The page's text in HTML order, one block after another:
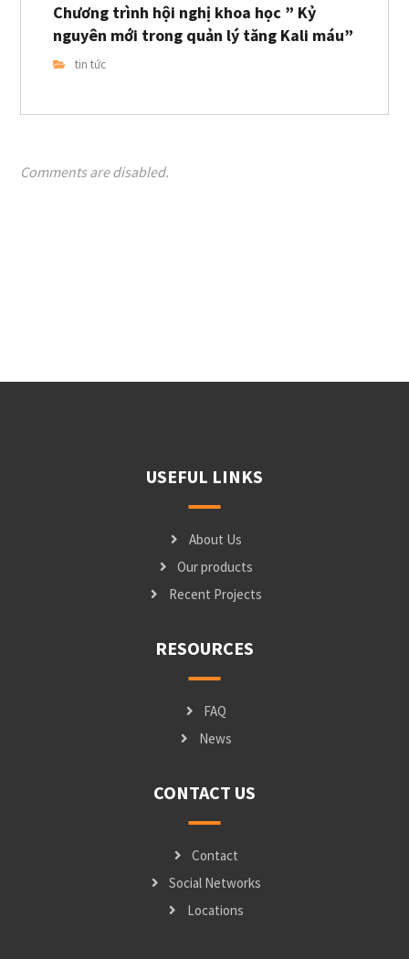
Chương trình hội nghị khoa học ” Kỷ
nguyên mới trong quản lý tăng Kali máu”
tin tức
Comments are disabled.
USEFUL LINKS
About Us
Our products
Recent Projects
RESOURCES
FAQ
News
CONTACT US
Contact
Social Networks
Locations